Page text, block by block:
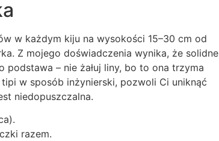
w każdym kiju na wysokości 15–30 cm od
Z mojego doświadczenia wynika, że solidne
– nie żałuj liny, bo to ona trzyma
w sposób inżynierski, pozwoli Ci uniknąć
niedopuszczalna.
razem.